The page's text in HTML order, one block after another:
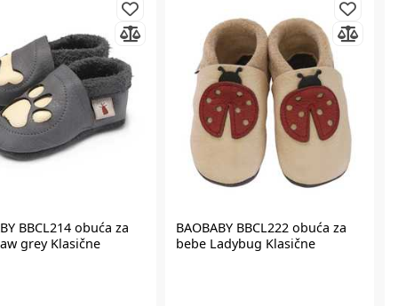
BBCL214 obuća za
grey Klasične
BAOBABY BBCL222 obuća za
bebe Ladybug Klasične